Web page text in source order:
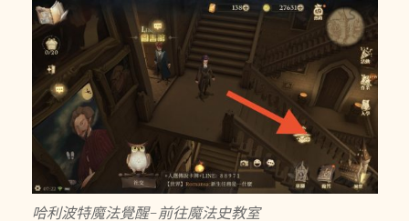
哈利波特魔法覺醒-前往魔法史教室